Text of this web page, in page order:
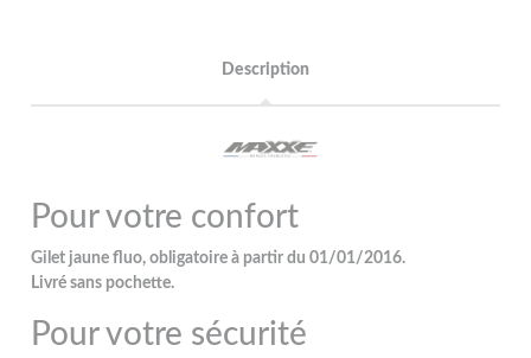
Description
Pour votre confort
Gilet jaune fluo, obligatoire à partir du 01/01/2016.
Livré sans pochette.
Pour votre sécurité